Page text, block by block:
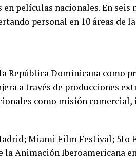
películas nacionales. En seis
personal en 10 áreas de
República Dominicana como
a través de producciones
como misión comercial,
Miami Film Festival; 5to
Animación Iberoamericana